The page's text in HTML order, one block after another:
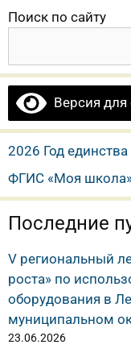
Поиск по сайту
Версия
2026 Год
ФГИС «Моя
Последние
V региональный
роста» по
оборудования в
муниципальном
23.06.2026